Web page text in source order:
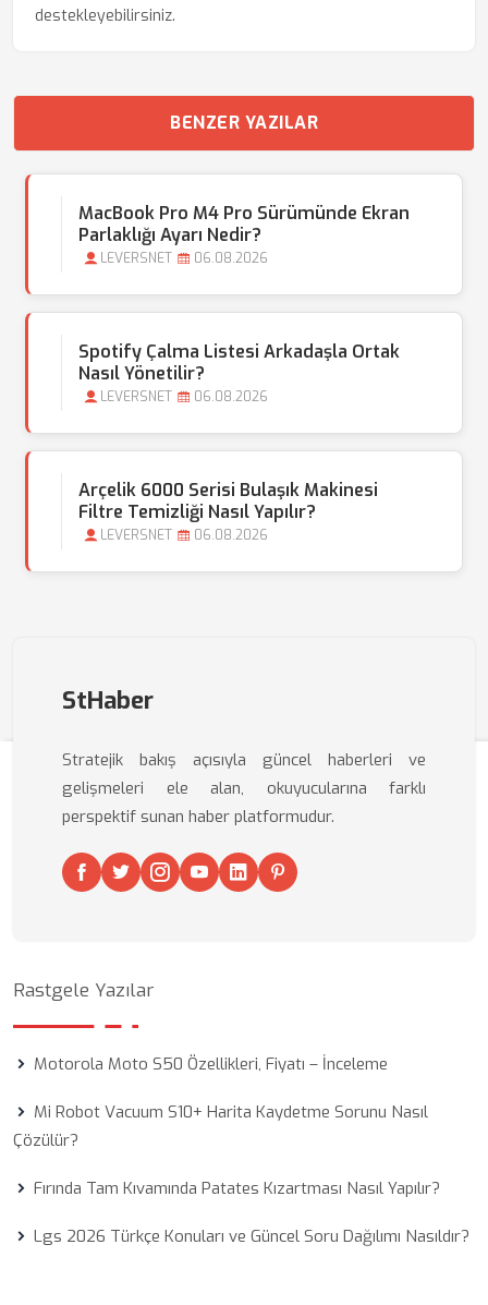
destekleyebilirsiniz.
BENZER YAZILAR
MacBook Pro M4 Pro Sürümünde Ekran
Parlaklığı Ayarı Nedir?
LEVERSNET 06.08.2026
Spotify Çalma Listesi Arkadaşla Ortak
Nasıl Yönetilir?
LEVERSNET 06.08.2026
Arçelik 6000 Serisi Bulaşık Makinesi
Filtre Temizliği Nasıl Yapılır?
LEVERSNET 06.08.2026
StHaber
Stratejik bakış açısıyla güncel haberleri ve
gelişmeleri ele alan, okuyucularına farklı
perspektif sunan haber platformudur.
Rastgele Yazılar
Motorola Moto S50 Özellikleri, Fiyatı – İnceleme
Mi Robot Vacuum S10+ Harita Kaydetme Sorunu Nasıl
Çözülür?
Fırında Tam Kıvamında Patates Kızartması Nasıl Yapılır?
Lgs 2026 Türkçe Konuları ve Güncel Soru Dağılımı Nasıldır?